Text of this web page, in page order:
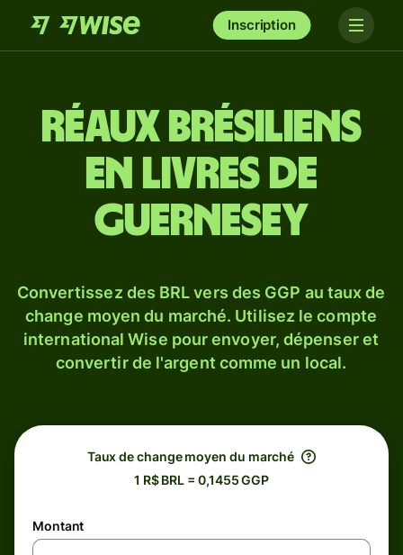
Inscription
Réaux brésiliens
en livres de
Guernesey
Convertissez des BRL vers des GGP au taux de
change moyen du marché. Utilisez le compte
international Wise pour envoyer, dépenser et
convertir de l'argent comme un local.
Taux de change moyen du marché
1 R$ BRL = 0,1455 GGP
Montant